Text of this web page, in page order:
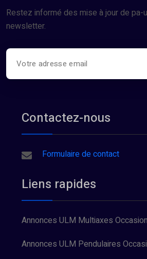
Restez informé des mise à jour de pa-
newsletter.
Contactez-nous
Formulaire de contact
Liens rapides
Annonces ULM Multiaxes Occasion
Annonces ULM Pendulaires